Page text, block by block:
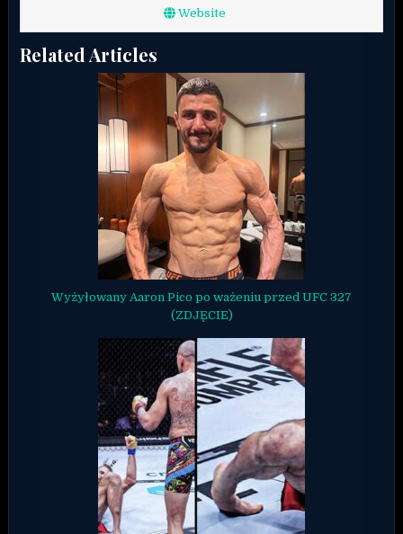
Website
Related Articles
Wyżyłowany Aaron Pico po ważeniu przed UFC 327
(ZDJĘCIE)